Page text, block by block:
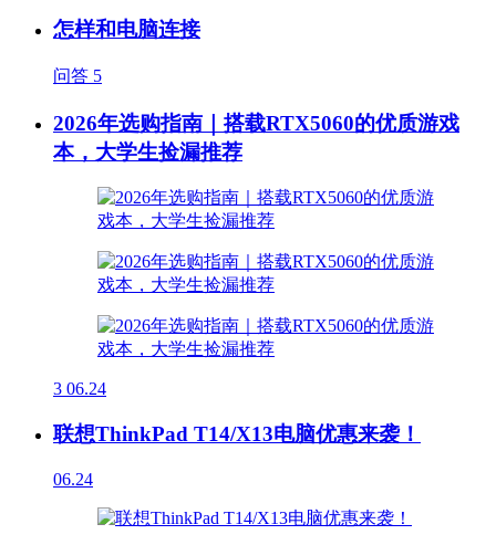
怎样和电脑连接
问答 5
2026年选购指南｜搭载RTX5060的优质游戏
本，大学生捡漏推荐
3 06.24
联想ThinkPad T14/X13电脑优惠来袭！
06.24